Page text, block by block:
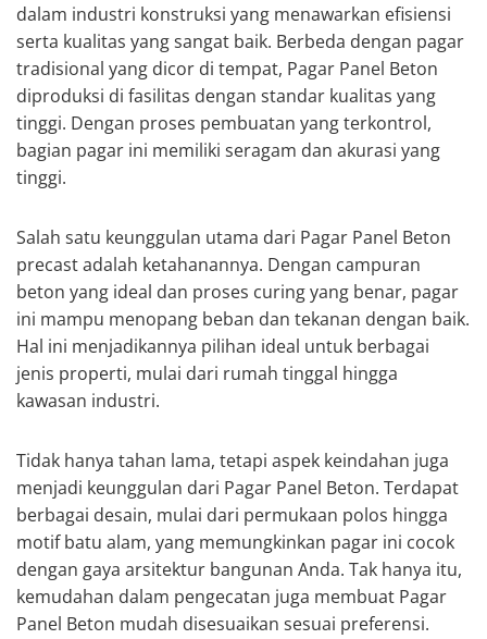
dalam industri konstruksi yang menawarkan efisiensi
serta kualitas yang sangat baik. Berbeda dengan pagar
tradisional yang dicor di tempat, Pagar Panel Beton
diproduksi di fasilitas dengan standar kualitas yang
tinggi. Dengan proses pembuatan yang terkontrol,
bagian pagar ini memiliki seragam dan akurasi yang
tinggi.
Salah satu keunggulan utama dari Pagar Panel Beton
precast adalah ketahanannya. Dengan campuran
beton yang ideal dan proses curing yang benar, pagar
ini mampu menopang beban dan tekanan dengan baik.
Hal ini menjadikannya pilihan ideal untuk berbagai
jenis properti, mulai dari rumah tinggal hingga
kawasan industri.
Tidak hanya tahan lama, tetapi aspek keindahan juga
menjadi keunggulan dari Pagar Panel Beton. Terdapat
berbagai desain, mulai dari permukaan polos hingga
motif batu alam, yang memungkinkan pagar ini cocok
dengan gaya arsitektur bangunan Anda. Tak hanya itu,
kemudahan dalam pengecatan juga membuat Pagar
Panel Beton mudah disesuaikan sesuai preferensi.